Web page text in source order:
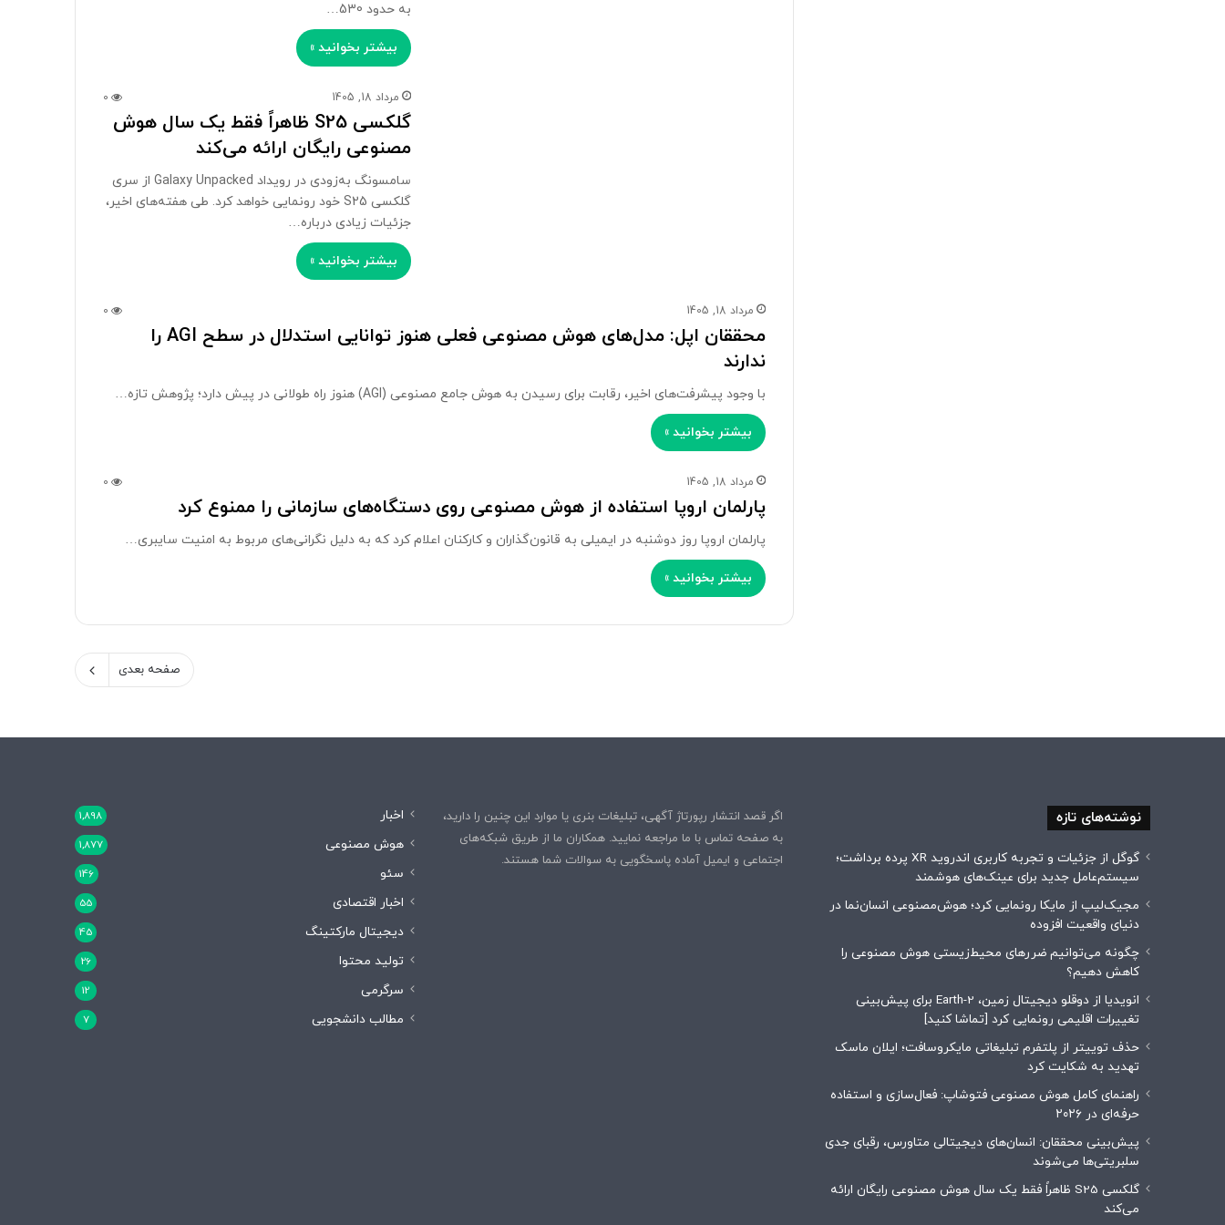
به حدود 530…
بیشتر بخوانید »
مرداد 18, 1405 0
گلکسی S25 ظاهراً فقط یک سال هوش
مصنوعی رایگان ارائه می‌کند
سامسونگ به‌زودی در رویداد Galaxy Unpacked از سری
گلکسی S25 خود رونمایی خواهد کرد. طی هفته‌های اخیر،
جزئیات زیادی درباره…
بیشتر بخوانید »
مرداد 18, 1405 0
محققان اپل: مدل‌های هوش مصنوعی فعلی هنوز توانایی استدلال در سطح AGI را
ندارند
با وجود پیشرفت‌های اخیر، رقابت برای رسیدن به هوش جامع مصنوعی (AGI) هنوز راه طولانی در پیش دارد؛ پژوهش تازه…
بیشتر بخوانید »
مرداد 18, 1405 0
پارلمان اروپا استفاده از هوش مصنوعی روی دستگاه‌های سازمانی را ممنوع کرد
پارلمان اروپا روز دوشنبه در ایمیلی به قانون‌گذاران و کارکنان اعلام کرد که به دلیل نگرانی‌های مربوط به امنیت سایبری…
بیشتر بخوانید »
صفحه بعدی
نوشته‌های تازه
گوگل از جزئیات و تجربه کاربری اندروید XR پرده برداشت؛
سیستم‌عامل جدید برای عینک‌های هوشمند
مجیک‌لیپ از مایکا رونمایی کرد؛ هوش‌مصنوعی انسان‌نما در
دنیای واقعیت افزوده
چگونه می‌توانیم ضررهای محیط‌زیستی هوش مصنوعی را
کاهش دهیم؟
انویدیا از دوقلو دیجیتال زمین، Earth-2 برای پیش‌بینی
تغییرات اقلیمی رونمایی کرد [تماشا کنید]
حذف توییتر از پلتفرم تبلیغاتی مایکروسافت؛ ایلان ماسک
تهدید به شکایت کرد
راهنمای کامل هوش مصنوعی فتوشاپ: فعال‌سازی و استفاده
حرفه‌ای در ۲۰۲۶
پیش‌بینی محققان: انسان‌های دیجیتالی متاورس، رقبای جدی
سلبریتی‌ها می‌شوند
گلکسی S25 ظاهراً فقط یک سال هوش مصنوعی رایگان ارائه
می‌کند
اگر قصد انتشار رپورتاژ آگهی، تبلیغات بنری یا موارد این چنین را دارید،
به صفحه تماس با ما مراجعه نمایید. همکاران ما از طریق شبکه‌های
اجتماعی و ایمیل آماده پاسخگویی به سوالات شما هستند.
اخبار 1,898
هوش مصنوعی 1,877
سئو 146
اخبار اقتصادی 55
دیجیتال مارکتینگ 45
تولید محتوا 26
سرگرمی 12
مطالب دانشجویی 7